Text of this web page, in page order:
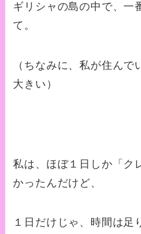
ギリシャの島の中で、一
て。
（ちなみに、私が住んで
大きい）
私は、ほぼ１日しか「ク
かったんだけど、
１日だけじゃ、時間は足